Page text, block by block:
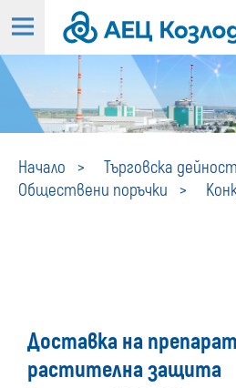
Начало
Търговска дейност
Обществени поръчки
Доставка на
растителна защита